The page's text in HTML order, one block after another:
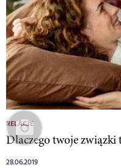
RELACJE
Dlaczego twoje
28.06.2019